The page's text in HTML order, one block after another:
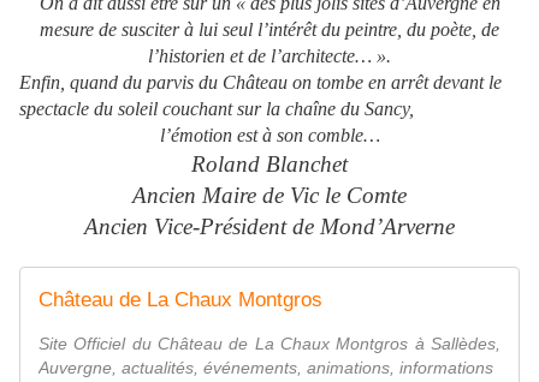
mesure de susciter à lui seul l’intérêt du peintre, du poète, de
l’historien et de l’architecte… ».
Enfin, quand du parvis du Château on tombe en arrêt devant le
spectacle du soleil couchant sur la chaîne du Sancy,
l’émotion est à son comble…
Roland Blanchet
Ancien Maire de Vic le Comte
Ancien Vice-Président de Mond’Arverne
Château de La Chaux Montgros
Site Officiel du Château de La Chaux Montgros à Sallèdes,
Auvergne, actualités, événements, animations, informations